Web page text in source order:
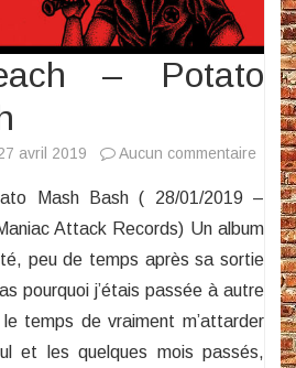
– Potato
avril 2019 Aucun commentaire
Gulag
–
Mash
Bash
Mash Bash ( 28/01/2019 –
Attack Records) Un album
peu de temps après sa sortie
pourquoi j’étais passée à autre
temps de vraiment m’attarder
et les quelques mois passés,